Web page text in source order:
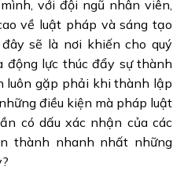
với đội ngũ nhân viên,
về luật pháp và sáng tạo
sẽ là nơi khiến cho quý
động lực thúc đẩy sự thành
luôn gặp phải khi thành lập
điều kiện mà pháp luật
có dấu xác nhận của các
thành nhanh nhất những